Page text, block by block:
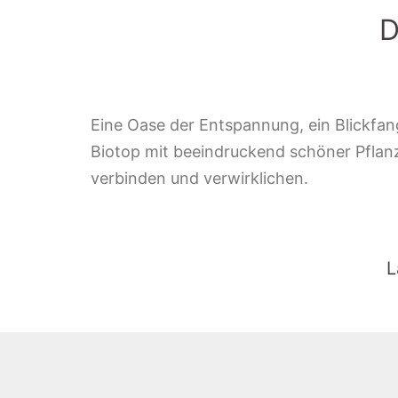
Eine Oase der Entspannung, ein
Biotop mit beeindruckend schöner
verbinden und verwirklichen.